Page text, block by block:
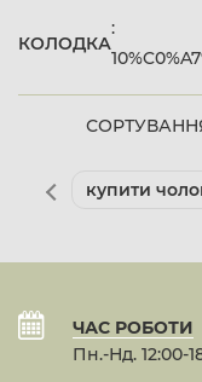
КОЛОДКА
:
купити
ЧАС РОБОТИ
Пн.-Нд. 12:00-